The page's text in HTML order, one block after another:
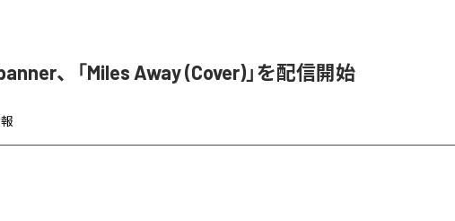
、「Miles Away (Cover)」を配信開始